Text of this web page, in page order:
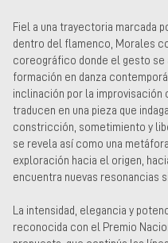
Fiel a una trayectoria marcada
dentro del flamenco, Morales
coreográfico donde el gesto se
formación en danza
inclinación por la improvisación
traducen en una pieza que
constricción, sometimiento y
se revela así como una
exploración hacia el origen,
encuentra nuevas resonancias
La intensidad, elegancia y
reconocida con el Premio